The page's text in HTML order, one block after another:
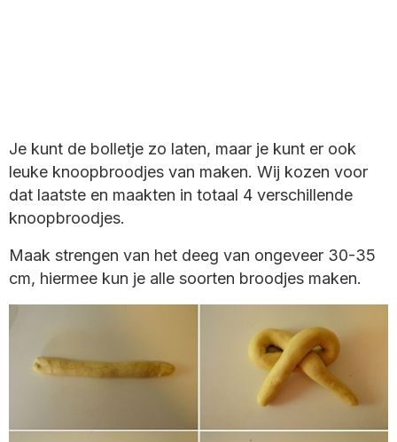
Je kunt de bolletje zo laten, maar je kunt er ook
leuke knoopbroodjes van maken. Wij kozen voor
dat laatste en maakten in totaal 4 verschillende
knoopbroodjes.
Maak strengen van het deeg van ongeveer 30-35
cm, hiermee kun je alle soorten broodjes maken.